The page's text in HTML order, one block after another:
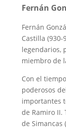
Fernán
Fernán
Castilla
legendarios,
miembro de
Con el
poderosos
importantes
de Ramiro II.
de Simancas